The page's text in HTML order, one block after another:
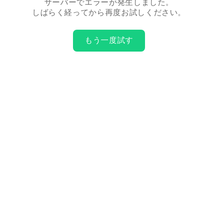
サーバーでエラーが発生しました。
しばらく経ってから再度お試しください。
もう一度試す